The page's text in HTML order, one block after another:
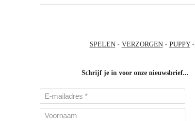
SPELEN- VERZORGEN- PUPPY-
Schrijf je in voor onze nieuwsbrief...